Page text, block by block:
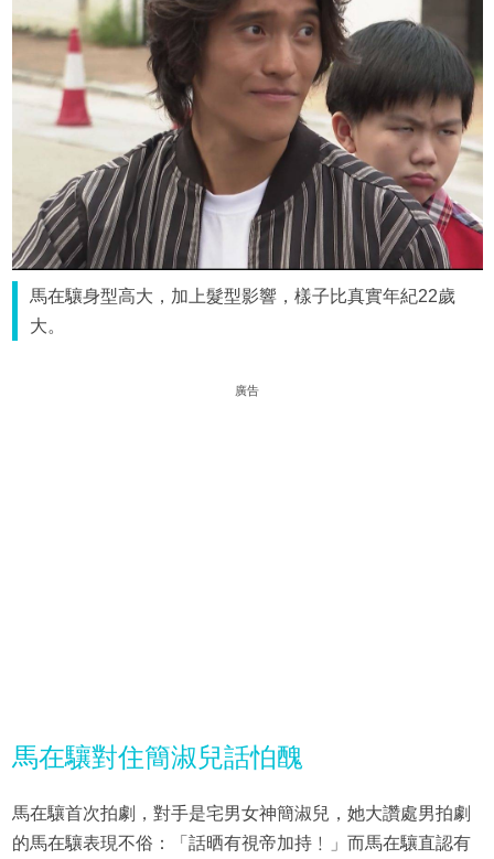
馬在驤身型高大，加上髮型影響，樣子比真實年紀22歲
大。
廣告
馬在驤對住簡淑兒話怕醜
馬在驤首次拍劇，對手是宅男女神簡淑兒，她大讚處男拍劇
的馬在驤表現不俗：「話晒有視帝加持﹗」而馬在驤直認有